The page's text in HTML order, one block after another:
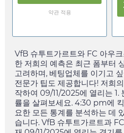
약관 적용
VfB 슈투트가르트와 FC 아우
한 저희의 예측은 최근 폼부터
고려하며, 베팅업체를 이기고
전문가 팁도 제공합니다! 저희
작하여 09/11/2025에 열리는 1.
률을 살펴보세요. 4:30 pm에
요한 모든 통계를 분석하는 데
습니다. VfB 슈투트가르트과